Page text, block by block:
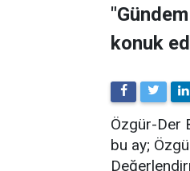
konuk
​Özgür-Der
bu ay;